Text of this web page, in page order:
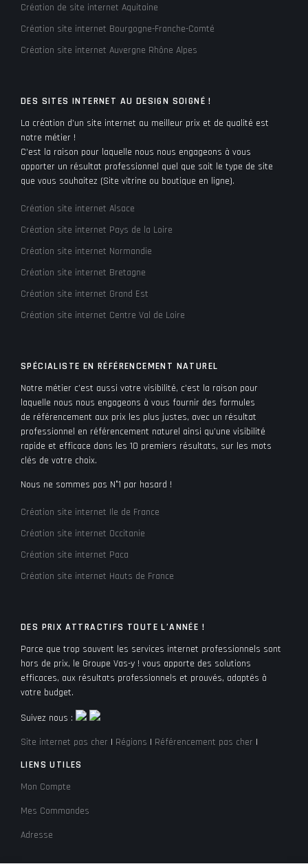
Création de site internet Aquitaine
Création site internet Bourgogne-Franche-Comté
Création site internet Auvergne Rhône Alpes
DES SITES INTERNET AU DESIGN SOIGNÉ !
La création d’un site internet au meilleur prix et de qualité est
notre métier !
C’est la raison pour laquelle nous nous engageons à vous
apporter un résultat professionnel quel que soit le type de site
que vous souhaitez (Site vitrine ou boutique en ligne).
Création site internet Alsace
Création site internet Pays de la Loire
Création site internet Normandie
Création site internet Bretagne
Création site internet Grand Est
Création site internet Centre Val de Loire
SPÉCIALISTE EN RÉFÉRENCEMENT NATUREL
Notre métier c’est aussi votre visibilité, c’est la raison pour
laquelle nous nous engageons à vous fournir des formules
de référencement aux prix les plus justes, avec un résultat
professionnel en référencement naturel ainsi qu’une visibilité
rapide et efficace dans les 10 premiers résultats, sur les mots
clés de votre choix.
Nous ne sommes pas N°1 par hasard !
Création site internet Ile de France
Création site internet Occitanie
Création site internet Paca
Création site internet Hauts de France
DES PRIX ATTRACTIFS TOUTE L’ANNÉE !
Parce que trop souvent les services internet professionnels sont
hors de prix, le Groupe Vas-y ! vous apporte des solutions
efficaces, aux résultats professionnels et prouvés, adaptés à
votre budget.
Suivez nous :
Site internet pas cher | Régions | Référencement pas cher |
LIENS UTILES
Mon Compte
Mes Commandes
Adresse